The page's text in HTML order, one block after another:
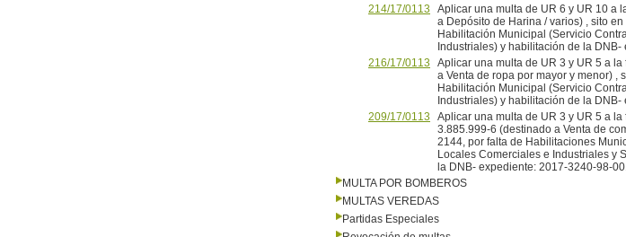
214/17/0113
Aplicar una multa de UR 6 y UR 10 a
a Depósito de Harina / varios) , sito
Habilitación Municipal (Servicio
Industriales) y habilitación de la
216/17/0113
Aplicar una multa de UR 3 y UR 5 a
a Venta de ropa por mayor y menor) ,
Habilitación Municipal (Servicio
Industriales) y habilitación de la
209/17/0113
Aplicar una multa de UR 3 y UR 5 a
3.885.999-6 (destinado a Venta de
2144, por falta de Habilitaciones
Locales Comerciales e Industriales y
la DNB- expediente: 2017-3240-98-
MULTA POR BOMBEROS
MULTAS VEREDAS
Partidas Especiales